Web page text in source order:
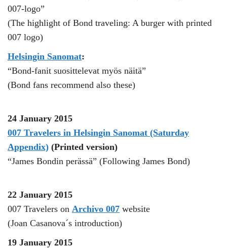
007-logo”
(The highlight of Bond traveling: A burger with printed
007 logo)
Helsingin Sanomat:
“Bond-fanit suosittelevat myös näitä”
(Bond fans recommend also these)
24 January 2015
007 Travelers in Helsingin Sanomat (Saturday
Appendix) (Printed version)
“James Bondin perässä” (Following James Bond)
22 January 2015
007 Travelers on Archivo 007 website
(Joan Casanova´s introduction)
19 January 2015